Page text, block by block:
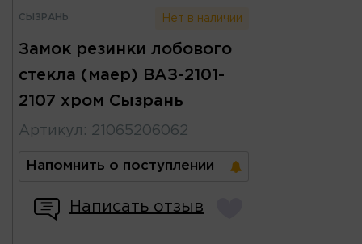
СЫЗРАНЬ Нет в наличии
Замок резинки лобового
стекла (маер) ВАЗ-2101-
2107 хром Сызрань
Артикул : 21065206062
Напомнить о поступлении
Написать отзыв